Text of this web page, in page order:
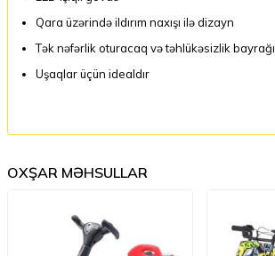
Qara üzərində ildırım naxışı ilə dizayn
Tək nəfərlik oturacaq və təhlükəsizlik bayrağı
Uşaqlar üçün idealdır
OXŞAR MƏHSULLAR